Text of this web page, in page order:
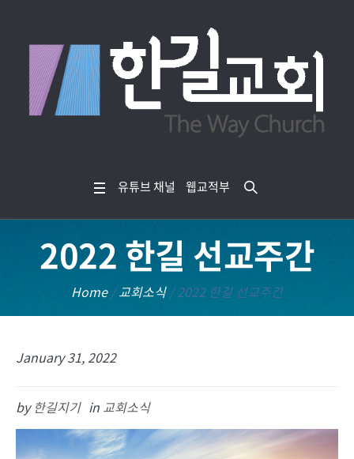
유튜브 채널 웹교적부
2022 한길 선교주간
Home /교회소식 /2022 한길 선교주간
January 31, 2022
by 한길지기 in 교회소식